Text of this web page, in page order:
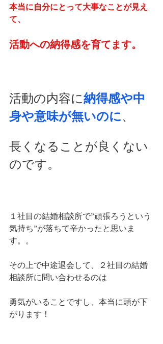
本当に自分にとって大事なことが見え
て、
活動への納得感を育てます。
活動の内容に納得感や中
身や意味が無いのに、
長くなることが良くない
のです。
１社目の結婚相談所で”頑張ろうという
気持ち”が落ちて辛かったと思いま
す。。
その上で中途退会して、２社目の結婚
相談所に問い合わせるのは
勇気がいることですし、本当に頭が下
がります！